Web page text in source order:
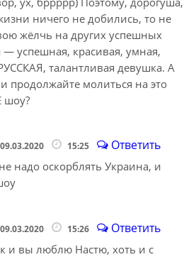
ничего не добились, то не
жёлчь на других успешных
— успешная, красивая, умная,
талантливая девушка. А
продолжайте молиться на это
шоу?
09.03.2020 15:25 Ответить
надо оскорблять Украина, и
09.03.2020 15:26 Ответить
и вы люблю Настю, хоть и с